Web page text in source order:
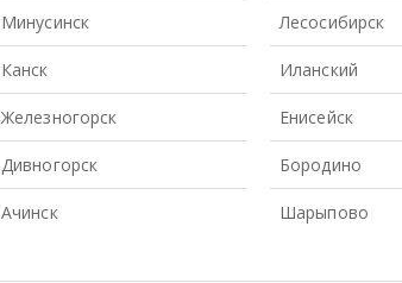
Минусинск
Канск
Железногорск
Дивногорск
Ачинск
Лесосибирск
Иланский
Енисейск
Бородино
Шарыпово